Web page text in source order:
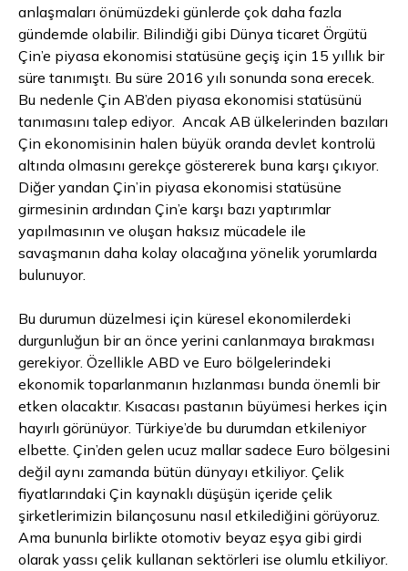
anlaşmaları önümüzdeki günlerde çok daha fazla
gündemde olabilir. Bilindiği gibi Dünya ticaret Örgütü
Çin’e piyasa ekonomisi statüsüne geçiş için 15 yıllık bir
süre tanımıştı. Bu süre 2016 yılı sonunda sona erecek.
Bu nedenle Çin AB’den piyasa ekonomisi statüsünü
tanımasını talep ediyor. Ancak AB ülkelerinden bazıları
Çin ekonomisinin halen büyük oranda devlet kontrolü
altında olmasını gerekçe göstererek buna karşı çıkıyor.
Diğer yandan Çin’in piyasa ekonomisi statüsüne
girmesinin ardından Çin’e karşı bazı yaptırımlar
yapılmasının ve oluşan haksız mücadele ile
savaşmanın daha kolay olacağına yönelik yorumlarda
bulunuyor.
Bu durumun düzelmesi için küresel ekonomilerdeki
durgunluğun bir an önce yerini canlanmaya bırakması
gerekiyor. Özellikle ABD ve Euro bölgelerindeki
ekonomik toparlanmanın hızlanması bunda önemli bir
etken olacaktır. Kısacası pastanın büyümesi herkes için
hayırlı görünüyor. Türkiye’de bu durumdan etkileniyor
elbette. Çin’den gelen ucuz mallar sadece Euro bölgesini
değil aynı zamanda bütün dünyayı etkiliyor. Çelik
fiyatlarındaki Çin kaynaklı düşüşün içeride çelik
şirketlerimizin bilançosunu nasıl etkilediğini görüyoruz.
Ama bununla birlikte otomotiv beyaz eşya gibi girdi
olarak yassı çelik kullanan sektörleri ise olumlu etkiliyor.